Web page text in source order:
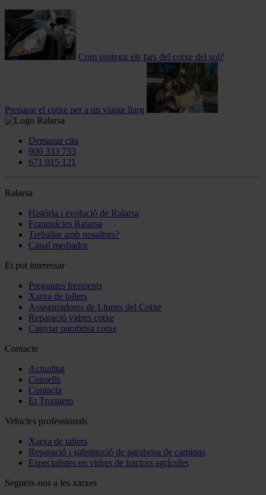
Com protegir els fars del cotxe del sol?
Preparar el cotxe per a un viatge llarg
Demanar cita
900 333 733
671 015 121
Ralarsa
Història i evolució de Ralarsa
Franquícies Ralarsa
Treballar amb nosaltres?
Canal mediador
Et pot interessar
Preguntes freqüents
Xarxa de tallers
Asseguradores de Llunes del Cotxe
Reparació vidres cotxe
Canviar parabrisa cotxe
Contacte
Actualitat
Consells
Contacta
Et Truquem
Vehicles professionals
Xarxa de tallers
Reparació i substitució de parabrisa de camions
Especialistes en vidres de tractors agrícoles
Segueix-nos a les xarxes